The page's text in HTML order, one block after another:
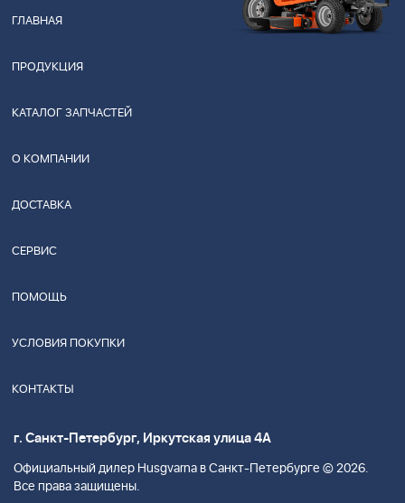
ГЛАВНАЯ
ПРОДУКЦИЯ
КАТАЛОГ ЗАПЧАСТЕЙ
О КОМПАНИИ
ДОСТАВКА
СЕРВИС
ПОМОЩЬ
УСЛОВИЯ ПОКУПКИ
КОНТАКТЫ
г. Санкт-Петербург, Иркутская улица 4А
Официальный дилер Husgvarna в Санкт-Петербурге © 2026.
Все права защищены.